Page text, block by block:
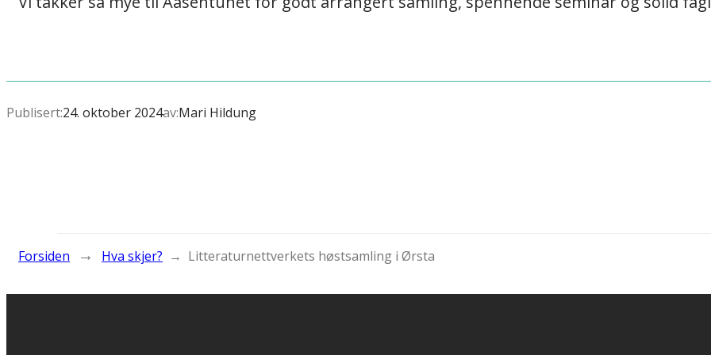
Publisert:24. oktober 2024av:Mari Hildung
Forsiden → Hva skjer? → Litteraturnettverkets høstsamling i Ørsta